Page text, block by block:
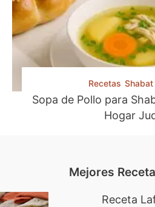
Recetas Shabat
Sopa de Pollo para
Hogar
Mejores
Receta